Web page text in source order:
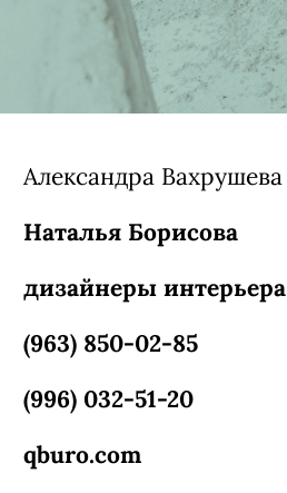
Александра Вахрушева
Наталья Борисова
дизайнеры интерьера
(963) 850-02-85
(996) 032-51-20
qburo.com